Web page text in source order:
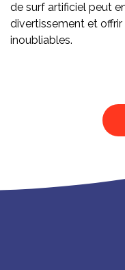
de surf artificiel peut
divertissement et
inoubliables.